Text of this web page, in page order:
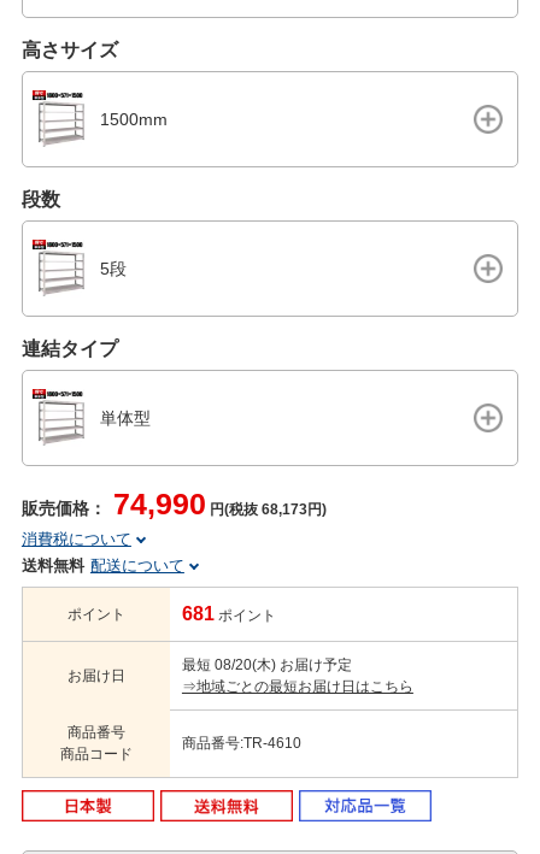
高さサイズ
1500mm
段数
5段
連結タイプ
単体型
販売価格： 74,990 円(税抜 68,173円)
消費税について
送料無料 配送について
ポイント 681 ポイント
お届け日
最短 08/20(木) お届け予定
⇒地域ごとの最短お届け日はこちら
商品番号
商品コード
商品番号:TR-4610